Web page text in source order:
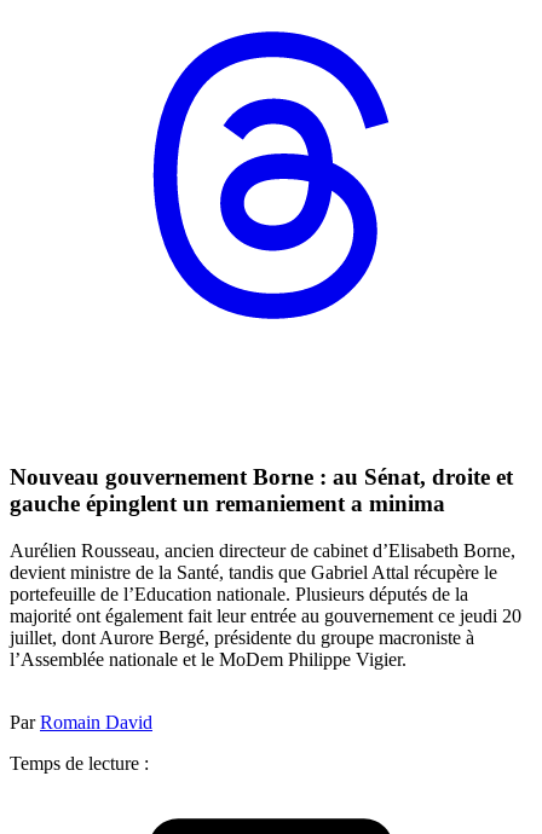
Nouveau gouvernement Borne : au Sénat, droite et
gauche épinglent un remaniement a minima
Aurélien Rousseau, ancien directeur de cabinet d’Elisabeth Borne,
devient ministre de la Santé, tandis que Gabriel Attal récupère le
portefeuille de l’Education nationale. Plusieurs députés de la
majorité ont également fait leur entrée au gouvernement ce jeudi 20
juillet, dont Aurore Bergé, présidente du groupe macroniste à
l’Assemblée nationale et le MoDem Philippe Vigier.
ParRomain David
Temps de lecture :